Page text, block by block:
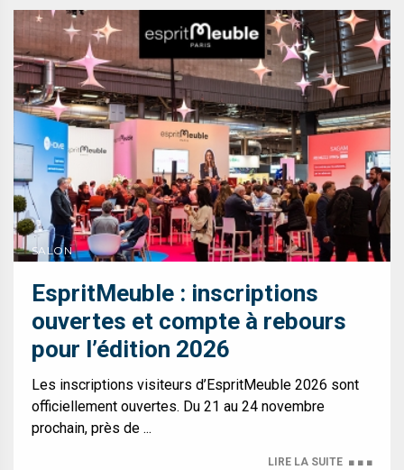
SALON
EspritMeuble : inscriptions
ouvertes et compte à rebours
pour l’édition 2026
Les inscriptions visiteurs d’EspritMeuble 2026 sont
officiellement ouvertes. Du 21 au 24 novembre
prochain, près de ...
LIRE LA SUITE ■ ■ ■